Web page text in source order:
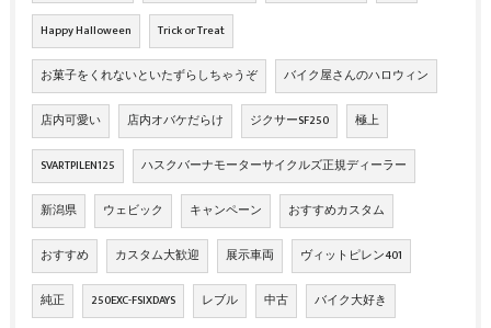
Happy Halloween Trick or Treat
お菓子をくれないといたずらしちゃうぞ バイク屋さんのハロウィン
店内可愛い 店内オバケだらけ ジクサーSF250 極上
SVARTPILEN125 ハスクバーナモーターサイクルズ正規ディーラー
新潟県 ウェビック キャンペーン おすすめカスタム
おすすめ カスタム大歓迎 展示車両 ヴィットピレン401
純正 250EXC-FSIXDAYS レブル 中古 バイク大好き